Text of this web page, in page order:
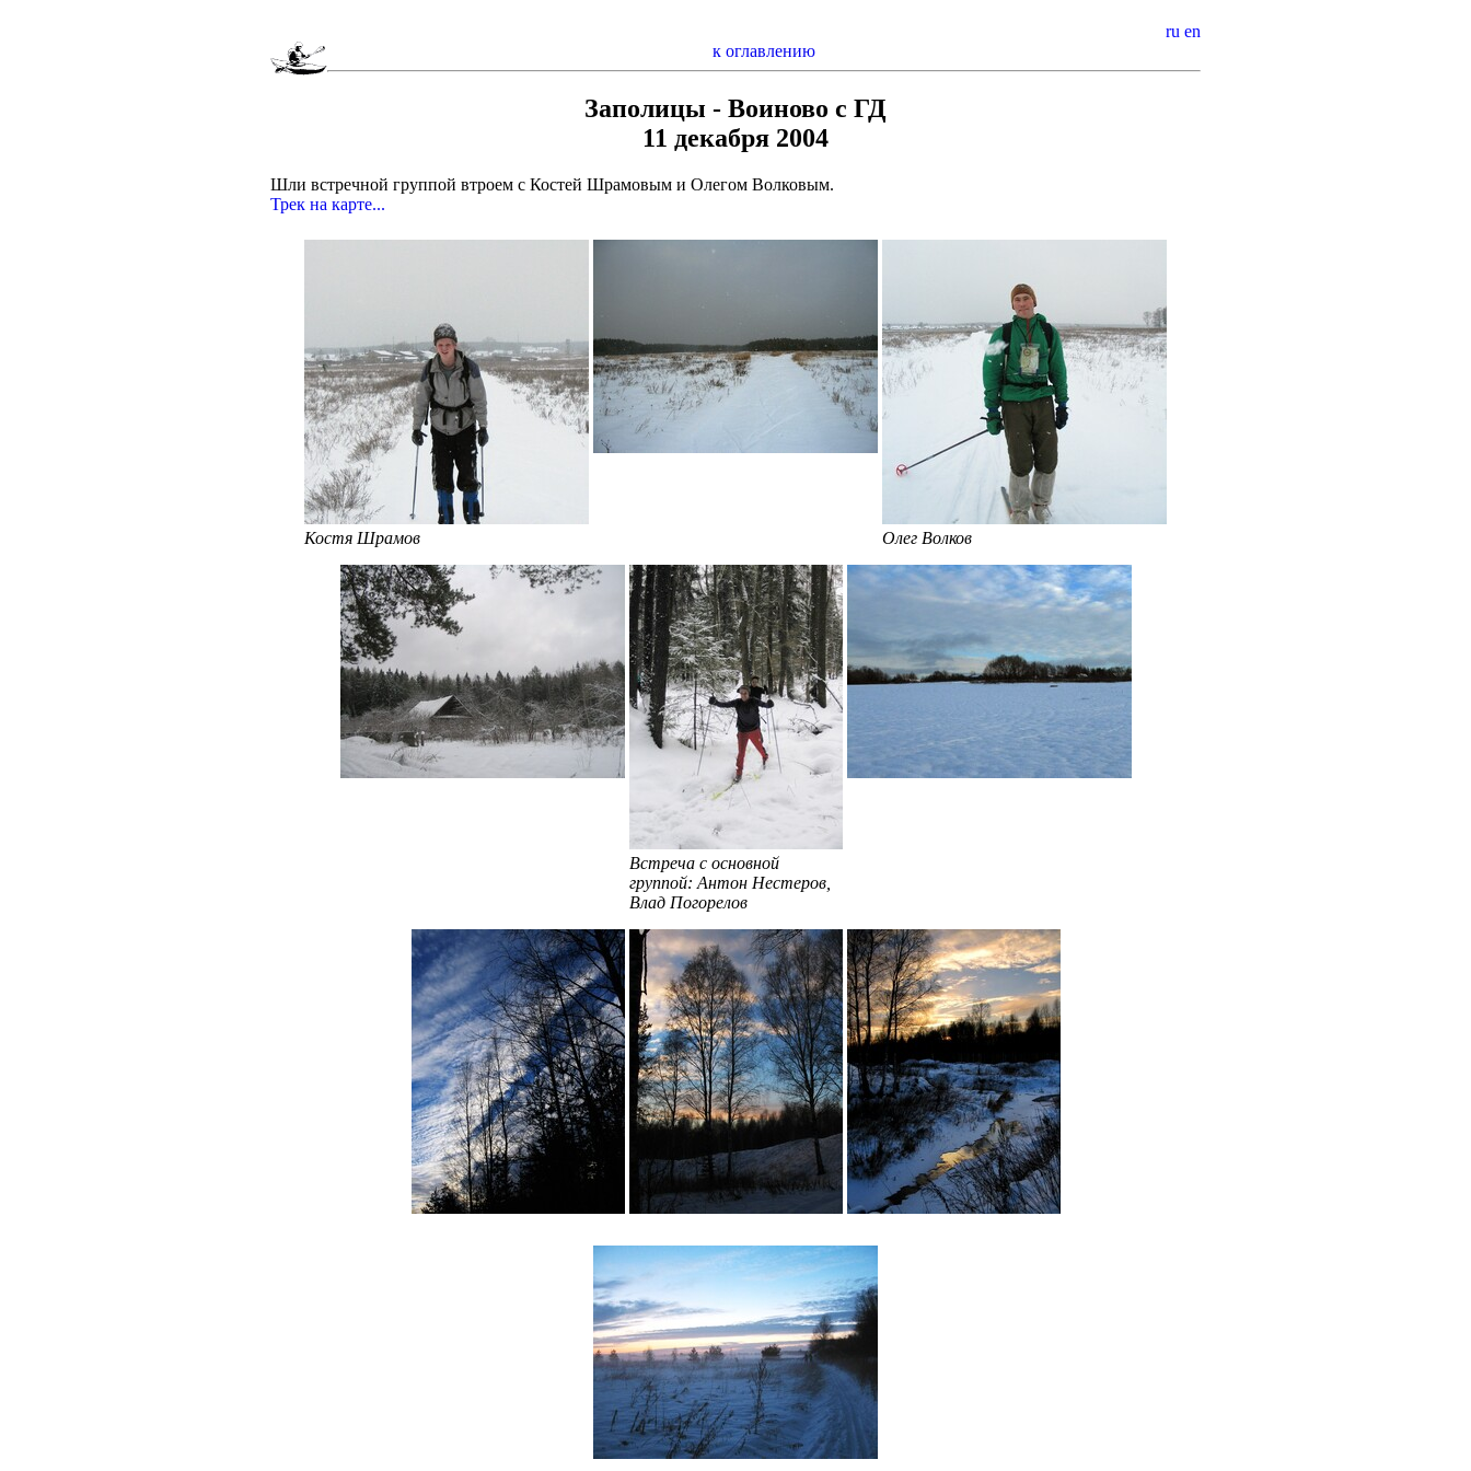
ru en
к оглавлению
Заполицы - Воиново с ГД
11 декабря 2004
Шли встречной группой втроем с Костей Шрамовым и Олегом Волковым.
Трек на карте...
Костя Шрамов Олег Волков
Встреча с основной
группой: Антон Нестеров,
Влад Погорелов